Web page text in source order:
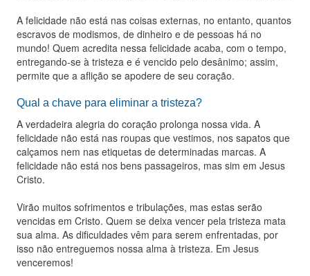
A felicidade não está nas coisas externas, no entanto, quantos
escravos de modismos, de dinheiro e de pessoas há no
mundo! Quem acredita nessa felicidade acaba, com o tempo,
entregando-se à tristeza e é vencido pelo desânimo; assim,
permite que a aflição se apodere de seu coração.
Qual a chave para eliminar a tristeza?
A verdadeira alegria do coração prolonga nossa vida. A
felicidade não está nas roupas que vestimos, nos sapatos que
calçamos nem nas etiquetas de determinadas marcas. A
felicidade não está nos bens passageiros, mas sim em Jesus
Cristo.
Virão muitos sofrimentos e tribulações, mas estas serão
vencidas em Cristo. Quem se deixa vencer pela tristeza mata
sua alma. As dificuldades vêm para serem enfrentadas, por
isso não entreguemos nossa alma à tristeza. Em Jesus
venceremos!